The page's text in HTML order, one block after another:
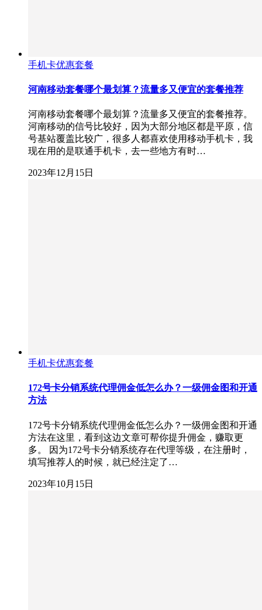
手机卡优惠套餐
河南移动套餐哪个最划算？流量多又便宜的套餐推荐
河南移动套餐哪个最划算？流量多又便宜的套餐推荐。
河南移动的信号比较好，因为大部分地区都是平原，信
号基站覆盖比较广，很多人都喜欢使用移动手机卡，我
现在用的是联通手机卡，去一些地方有时…
2023年12月15日
手机卡优惠套餐
172号卡分销系统代理佣金低怎么办？一级佣金图和开通
方法
172号卡分销系统代理佣金低怎么办？一级佣金图和开通
方法在这里，看到这边文章可帮你提升佣金，赚取更
多。 因为172号卡分销系统存在代理等级，在注册时，
填写推荐人的时候，就已经注定了…
2023年10月15日